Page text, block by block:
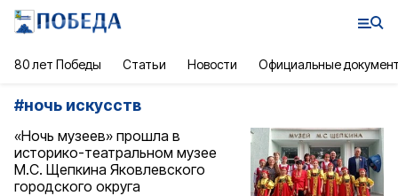
80 лет Победы Статьи Новости Официальные
#ночь искусств
«Ночь музеев» прошла в
историко-театральном музее
М.С. Щепкина Яковлевского
городского округа